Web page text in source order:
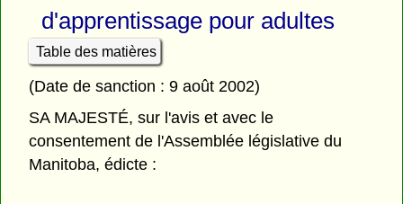
d'apprentissage pour adultes
Table des matières
(Date de sanction : 9 août 2002)
SA MAJESTÉ, sur l'avis et avec le
consentement de l'Assemblée législative du
Manitoba, édicte :